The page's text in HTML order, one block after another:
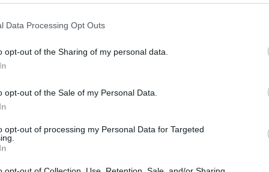
Data Processing Opt Outs
opt-out of the Sharing of my personal data.
opt-out of the Sale of my Personal Data.
opt-out of processing my Personal Data for Targeted
gyertyasem mutat azonban sehogy,
módját.
színeihez illő gyertyatartókat, amelyek
akasztható vagy talpas, esetleg apró
szép és ötletes darab a válogatáshoz.
Nem is